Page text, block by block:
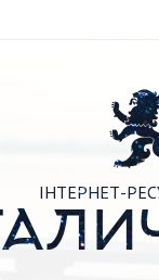
ІНТЕРНЕТ-